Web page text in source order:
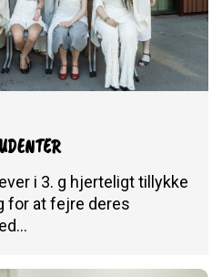
i 3. g hjerteligt tillykke
for at fejre deres